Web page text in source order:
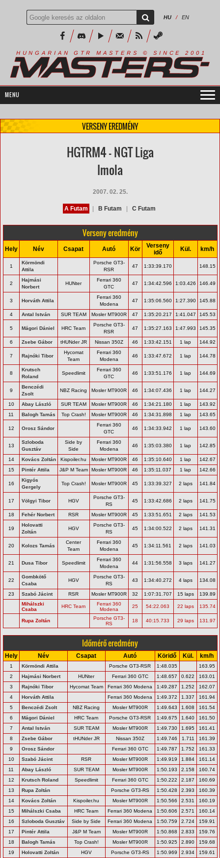
HU / EN
H U N G A R I A N G T R M A S T E R S © S I N C E 2 0 0 1
VERSENY EREDMÉNY
HGTRM4 - NGT Liga
Imola
2007. 02. 25.
A Futam B Futam C Futam
Verseny eredmény
Hely Név Csapat Autó Kör
Verseny
idő
Kül. km/h
1
Körmöndi
Attila
Porsche GT3-
RSR
47 1:33:39.170 148.15
2
Hajmási
Norbert
HUNter
Ferrari 360
GTC
47 1:34:42.596 1:03.426 146.49
3 Horváth Attila
Ferrari 360
Modena
47 1:35:06.560 1:27.390 145.88
4 Antal István SUR TEAM Mosler MT900R 47 1:35:20.217 1:41.047 145.53
5 Mágori Dániel HRC Team
Porsche GT3-
RSR
47 1:35:27.163 1:47.993 145.35
6 Zsebe Gábor tHUNder JR Nissan 350Z 46 1:33:42.151 1 lap 144.92
7 Rajnóki Tibor
Hycomat
Team
Ferrari 360
Modena
46 1:33:47.672 1 lap 144.78
8
Krutsch
Roland
Speedlimit
Ferrari 360
GTC
46 1:33:51.176 1 lap 144.69
9
Benczédi
Zsolt
NBZ Racing Mosler MT900R 46 1:34:07.436 1 lap 144.27
10 Abay László SUR TEAM Mosler MT900R 46 1:34:21.180 1 lap
143.92
11
Balogh Tamás Top Crash! Mosler MT900R 46 1:34:31.898 1 lap 143.65
12 Orosz Sándor
Ferrari 360
GTC
46 1:34:33.942 1 lap 143.60
13
Szloboda
Gusztáv
Side by
Side
Ferrari 360
Modena
46 1:35:03.380 1 lap 142.85
14 Kovács Zoltán Kispoiler.hu Mosler MT900R 46 1:35:10.640 1 lap
142.67
15
Pintér Attila J&P M Team Mosler MT900R 46 1:35:11.037 1 lap 142.66
16
Kigyós
Gergely
Top Crash! Mosler MT900R 45 1:33:39.327 2 laps 141.84
17 Völgyi Tibor HGV
Porsche GT3-
RS
45 1:33:42.686 2 laps 141.75
18 Fehér Norbert RSR Mosler MT900R 45 1:33:51.651 2 laps 141.53
19
Holovatti
Zoltán
HGV
Porsche GT3-
RS
45 1:34:00.522 2 laps 141.31
20 Kolozs Tamás
Center
Team
Ferrari 360
Modena
45 1:34:11.561 2 laps 141.03
21 Dusa Tibor Speedlimit
Ferrari 360
Modena
44 1:31:56.558 3 laps 141.27
22
Gombkötő
Csaba
HGV
Porsche GT3-
RS
43 1:34:40.272 4 laps 134.08
23 Szabó Jácint RSR Mosler MT900R 32 1:07:31.707 15 laps
139.89
Mihálszki
Csaba
HRC Team
Ferrari 360
Modena
25 54:22.063 22 laps 135.74
Rupa Zoltán
Porsche GT3-
RS
18 40:15.733 29 laps 131.97
Időmérő eredmény
Hely Név Csapat Autó Köridő Kül. km/h
1 Körmöndi Attila Porsche GT3-RSR 1:48.035
163.95
2
Hajmási Norbert HUNter Ferrari 360 GTC 1:48.657 0.622
163.01
3
Rajnóki Tibor Hycomat Team Ferrari 360 Modena 1:49.287 1.252
162.07
4
Horváth Attila Ferrari 360 Modena 1:49.372 1.337
161.94
5
Benczédi Zsolt NBZ Racing Mosler MT900R 1:49.643 1.608
161.54
6
Mágori Dániel HRC Team Porsche GT3-RSR 1:49.675 1.640
161.50
7
Antal István SUR TEAM Mosler MT900R 1:49.730 1.695
161.41
8
Zsebe Gábor tHUNder JR Nissan 350Z 1:49.746 1.711
161.39
9
Orosz Sándor Ferrari 360 GTC 1:49.787 1.752
161.33
10
Szabó Jácint RSR Mosler MT900R 1:49.919 1.884
161.14
11
Abay László SUR TEAM Mosler MT900R 1:50.193 2.158
160.74
12
Krutsch Roland Speedlimit Ferrari 360 GTC 1:50.222 2.187
160.69
13
Rupa Zoltán Porsche GT3-RS 1:50.428 2.393
160.39
14
Kovács Zoltán Kispoiler.hu Mosler MT900R 1:50.566 2.531
160.19
15
Mihálszki Csaba HRC Team Ferrari 360 Modena 1:50.606 2.571
160.14
16
Szloboda Gusztáv Side by Side Ferrari 360 Modena 1:50.759 2.724
159.91
17
Pintér Attila J&P M Team Mosler MT900R 1:50.868 2.833
159.76
18
Balogh Tamás Top Crash! Mosler MT900R 1:50.925 2.890
159.68
19
Holovatti Zoltán HGV Porsche GT3-RS 1:50.969 2.934
159.61